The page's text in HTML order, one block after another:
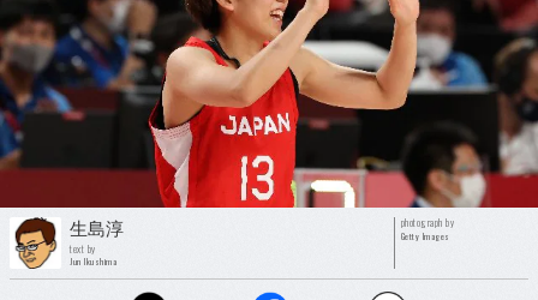
生島淳
text by
Jun Ikushima
photograph by
Getty Images